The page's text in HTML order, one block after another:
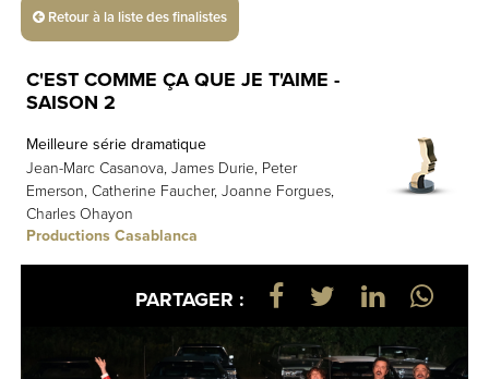
Retour à la liste des finalistes
C'EST COMME ÇA QUE JE T'AIME -
SAISON 2
Meilleure série dramatique
Jean-Marc Casanova, James Durie, Peter
Emerson, Catherine Faucher, Joanne Forgues,
Charles Ohayon
Productions Casablanca
PARTAGER :